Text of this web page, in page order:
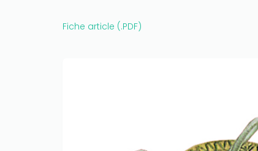
Fiche article (.PDF)